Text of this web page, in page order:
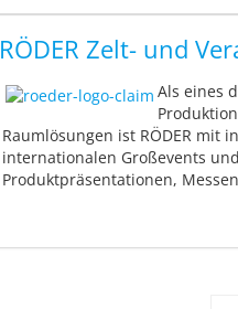
RÖDER Zelt- und
Als eines
Raumlösungen ist RÖDER mit
internationalen Großevents
Produktpräsentationen,